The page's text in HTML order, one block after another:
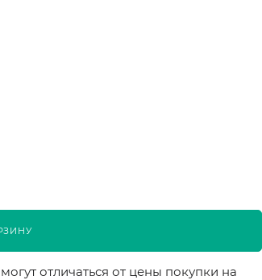
отличаться от цены покупки на